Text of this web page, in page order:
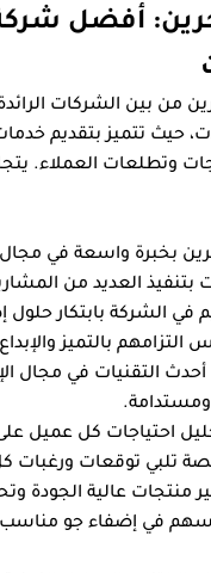
أفضل
من بين الشركات
حيث تتميز بتقديم
وتطلعات العملاء.
بخبرة واسعة في
بتنفيذ العديد من
في الشركة بابتكار حلول
التزامهم بالتميز
التقنيات في مجال
ومستدامة.
احتياجات كل عميل
تلبي توقعات ورغبات
منتجات عالية الجودة
يسهم في إضفاء جو